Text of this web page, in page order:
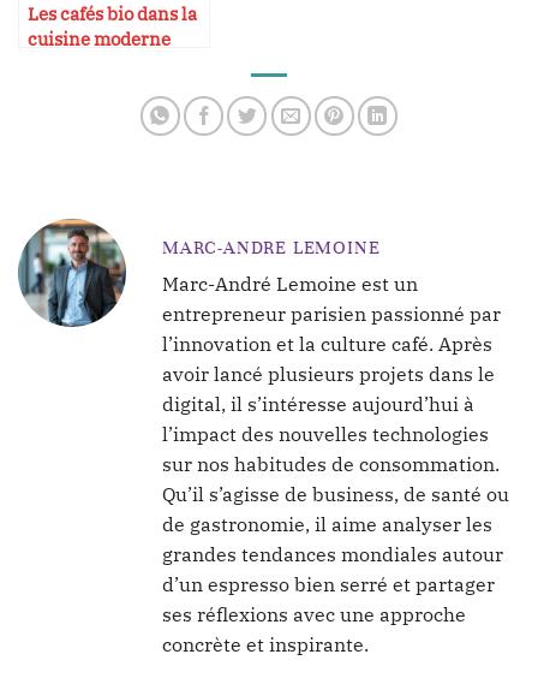
Les cafés bio dans la
cuisine moderne
MARC-ANDRE LEMOINE
Marc-André Lemoine est un
entrepreneur parisien passionné par
l’innovation et la culture café. Après
avoir lancé plusieurs projets dans le
digital, il s’intéresse aujourd’hui à
l’impact des nouvelles technologies
sur nos habitudes de consommation.
Qu’il s’agisse de business, de santé ou
de gastronomie, il aime analyser les
grandes tendances mondiales autour
d’un espresso bien serré et partager
ses réflexions avec une approche
concrète et inspirante.